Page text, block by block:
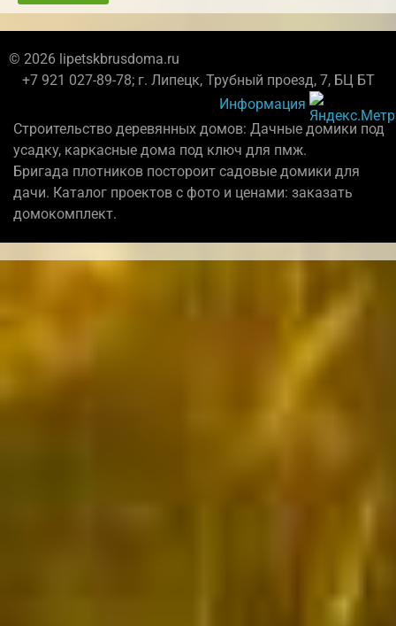
© 2026 lipetskbrusdoma.ru
+7 921 027-89-78; г. Липецк, Трубный проезд, 7, БЦ БТ
Информация
Строительство деревянных домов: Дачные домики под
усадку, каркасные дома под ключ для пмж.
Бригада плотников постороит садовые домики для
дачи. Каталог проектов с фото и ценами: заказать
домокомплект.